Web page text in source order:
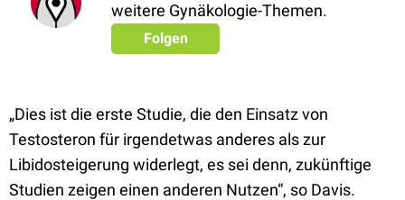
weitere Gynäkologie-Themen.
Folgen
„Dies ist die erste Studie, die den Einsatz von
Testosteron für irgendetwas anderes als zur
Libidosteigerung widerlegt, es sei denn, zukünftige
Studien zeigen einen anderen Nutzen“, so Davis.